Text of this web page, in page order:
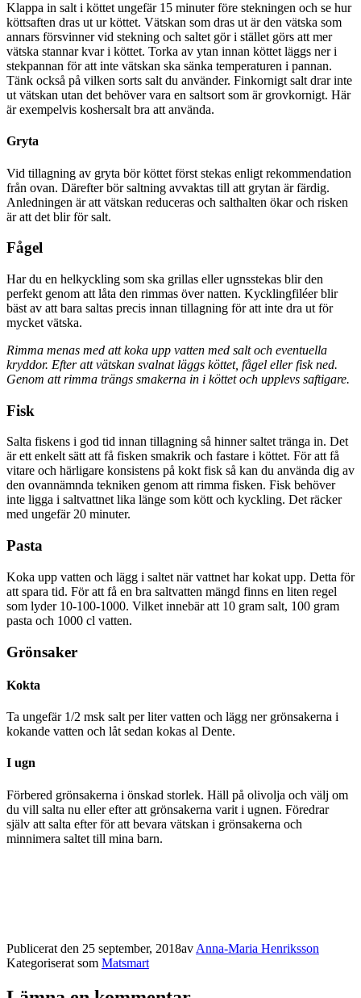
Klappa in salt i köttet ungefär 15 minuter före stekningen och se hur
köttsaften dras ut ur köttet. Vätskan som dras ut är den vätska som
annars försvinner vid stekning och saltet gör i stället görs att mer
vätska stannar kvar i köttet. Torka av ytan innan köttet läggs ner i
stekpannan för att inte vätskan ska sänka temperaturen i pannan.
Tänk också på vilken sorts salt du använder. Finkornigt salt drar inte
ut vätskan utan det behöver vara en saltsort som är grovkornigt. Här
är exempelvis koshersalt bra att använda.
Gryta
Vid tillagning av gryta bör köttet först stekas enligt rekommendation
från ovan. Därefter bör saltning avvaktas till att grytan är färdig.
Anledningen är att vätskan reduceras och salthalten ökar och risken
är att det blir för salt.
Fågel
Har du en helkyckling som ska grillas eller ugnsstekas blir den
perfekt genom att låta den rimmas över natten. Kycklingfiléer blir
bäst av att bara saltas precis innan tillagning för att inte dra ut för
mycket vätska.
Rimma menas med att koka upp vatten med salt och eventuella
kryddor. Efter att vätskan svalnat läggs köttet, fågel eller fisk ned.
Genom att rimma trängs smakerna in i köttet och upplevs saftigare.
Fisk
Salta fiskens i god tid innan tillagning så hinner saltet tränga in. Det
är ett enkelt sätt att få fisken smakrik och fastare i köttet. För att få
vitare och härligare konsistens på kokt fisk så kan du använda dig av
den ovannämnda tekniken genom att rimma fisken. Fisk behöver
inte ligga i saltvattnet lika länge som kött och kyckling. Det räcker
med ungefär 20 minuter.
Pasta
Koka upp vatten och lägg i saltet när vattnet har kokat upp. Detta för
att spara tid. För att få en bra saltvatten mängd finns en liten regel
som lyder 10-100-1000. Vilket innebär att 10 gram salt, 100 gram
pasta och 1000 cl vatten.
Grönsaker
Kokta
Ta ungefär 1/2 msk salt per liter vatten och lägg ner grönsakerna i
kokande vatten och låt sedan kokas al Dente.
I ugn
Förbered grönsakerna i önskad storlek. Häll på olivolja och välj om
du vill salta nu eller efter att grönsakerna varit i ugnen. Föredrar
själv att salta efter för att bevara vätskan i grönsakerna och
minnimera saltet till mina barn.
Publicerat den 25 september, 2018av Anna-Maria Henriksson
Kategoriserat som Matsmart